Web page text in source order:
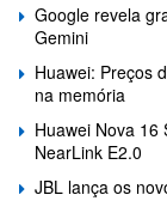
Google revela
Gemini
Huawei: Preços
na memória
Huawei Nova 16
NearLink E2.0
JBL lança os